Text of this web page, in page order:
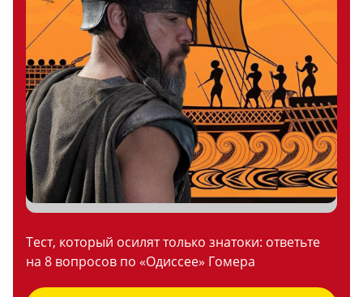
Тест, который осилят только знатоки: ответьте
на 8 вопросов по «Одиссее» Гомера